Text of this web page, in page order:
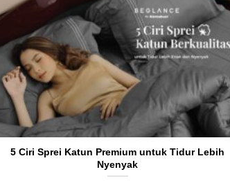
5 Ciri Sprei Katun Premium untuk Tidur Lebih
Nyenyak